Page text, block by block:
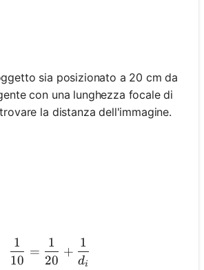
sia posizionato a 20 cm da
con una lunghezza focale di
la distanza dell'immagine.
cm}
\frac{1}{10} =
10
1
=
20
1
+
di
1